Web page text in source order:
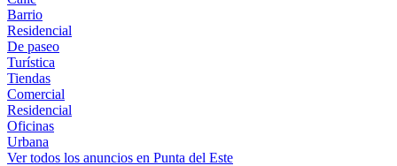
Barrio
Residencial
De paseo
Turística
Tiendas
Comercial
Residencial
Oficinas
Urbana
Ver todos los anuncios en Punta del Este